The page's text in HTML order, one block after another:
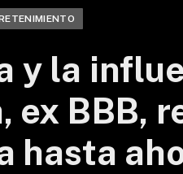
y la
ex BBB,
hasta